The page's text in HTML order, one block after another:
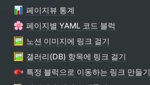
페이지뷰 통계
페이지별 YAML 코드 블럭
노션 이미지에 링크 걸기
갤러리(DB) 항목에 링크 걸기
특정 블럭으로 이동하는 링크 만들기